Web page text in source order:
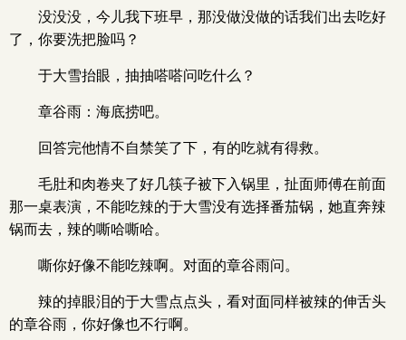
没没没，今儿我下班早，那没做没做的话我们出去吃好
了，你要洗把脸吗？
于大雪抬眼，抽抽嗒嗒问吃什么？
章谷雨：海底捞吧。
回答完他情不自禁笑了下，有的吃就有得救。
毛肚和肉卷夹了好几筷子被下入锅里，扯面师傅在前面
那一桌表演，不能吃辣的于大雪没有选择番茄锅，她直奔辣
锅而去，辣的嘶哈嘶哈。
嘶你好像不能吃辣啊。对面的章谷雨问。
辣的掉眼泪的于大雪点点头，看对面同样被辣的伸舌头
的章谷雨，你好像也不行啊。